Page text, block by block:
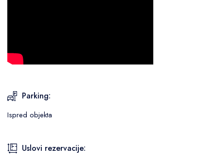
Parking:
Ispred objekta
Uslovi rezervacije: